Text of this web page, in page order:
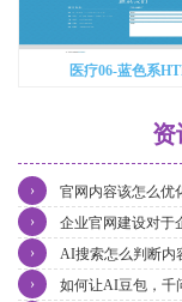
医疗06-蓝色系
资
官网内容该怎么优
›
企业官网建设对于
›
AI搜索怎么判断内
›
如何让AI豆包，千
›